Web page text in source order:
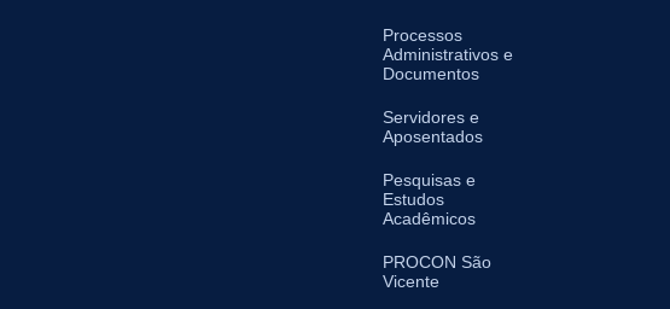
Processos
Administrativos e
Documentos
Servidores e
Aposentados
Pesquisas e
Estudos
Acadêmicos
PROCON São
Vicente